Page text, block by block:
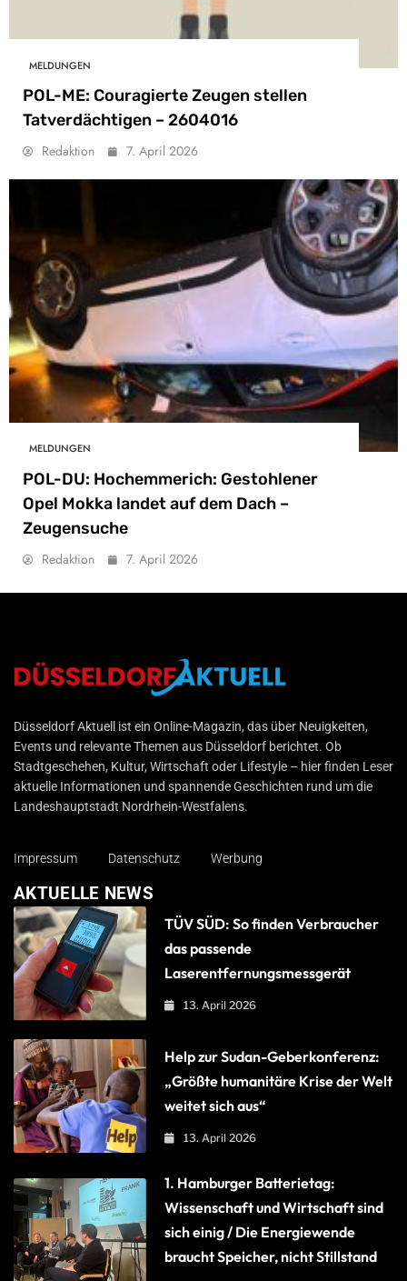
MELDUNGEN
POL-ME: Couragierte Zeugen stellen
Tatverdächtigen – 2604016
Redaktion 7. April 2026
MELDUNGEN
POL-DU: Hochemmerich: Gestohlener
Opel Mokka landet auf dem Dach –
Zeugensuche
Redaktion 7. April 2026
Düsseldorf Aktuell
Düsseldorf Aktuell ist ein Online-Magazin, das über Neuigkeiten,
Events und relevante Themen aus Düsseldorf berichtet. Ob
Stadtgeschehen, Kultur, Wirtschaft oder Lifestyle – hier finden Leser
aktuelle Informationen und spannende Geschichten rund um die
Landeshauptstadt Nordrhein-Westfalens.
Impressum Datenschutz Werbung
AKTUELLE NEWS
TÜV SÜD: So finden Verbraucher
das passende
Laserentfernungsmessgerät
13. April 2026
Help zur Sudan-Geberkonferenz:
„Größte humanitäre Krise der Welt
weitet sich aus“
13. April 2026
1. Hamburger Batterietag:
Wissenschaft und Wirtschaft sind
sich einig / Die Energiewende
braucht Speicher, nicht Stillstand